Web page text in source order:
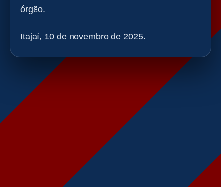
órgão.
Itajaí, 10 de novembro de 2025.